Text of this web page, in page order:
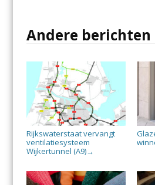
Andere berichten
Rijkswaterstaat vervangt
ventilatiesysteem
Wijkertunnel (A9)→